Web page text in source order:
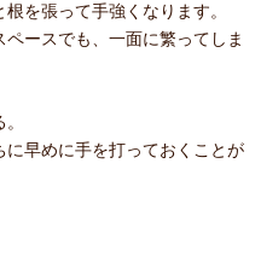
を張って手強くなります。
ースでも、一面に繁ってしま
早めに手を打っておくことが